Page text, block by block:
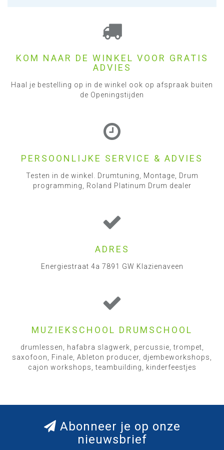
KOM NAAR DE WINKEL VOOR GRATIS
ADVIES
Haal je bestelling op in de winkel ook op afspraak buiten
de Openingstijden
PERSOONLIJKE SERVICE & ADVIES
Testen in de winkel. Drumtuning, Montage, Drum
programming, Roland Platinum Drum dealer
ADRES
Energiestraat 4a 7891 GW Klazienaveen
MUZIEKSCHOOL DRUMSCHOOL
drumlessen, hafabra slagwerk, percussie, trompet,
saxofoon, Finale, Ableton producer, djembeworkshops,
cajon workshops, teambuilding, kinderfeestjes
Abonneer je op onze
nieuwsbrief